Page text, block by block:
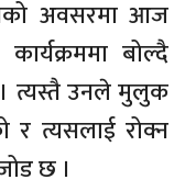
अवसरमा आज
बोल्दै
त्यस्तै उनले मुलुक
र त्यसलाई रोक्न
छ ।